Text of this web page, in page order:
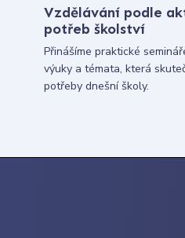
Vzdělávání podle
potřeb školství
Přinášíme praktické
výuky a témata, která
potřeby dnešní školy.